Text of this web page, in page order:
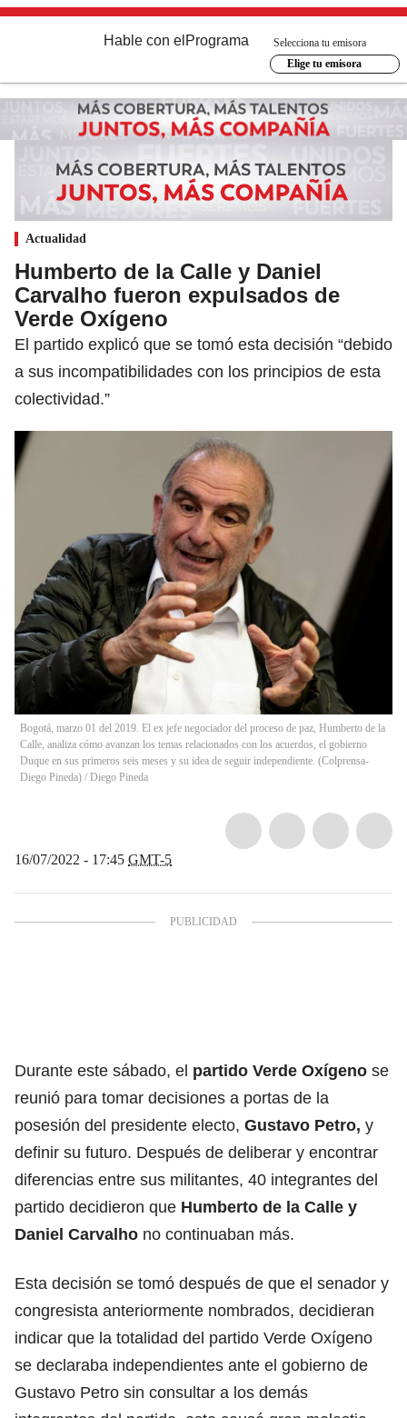
Hable con el Programa
Selecciona tu emisora
Elige tu emisora
Actualidad
Humberto de la Calle y Daniel
Carvalho fueron expulsados de
Verde Oxígeno
El partido explicó que se tomó esta decisión “debido
a sus incompatibilidades con los principios de esta
colectividad.”
Bogotá, marzo 01 del 2019. El ex jefe negociador del proceso de paz, Humberto de la
Calle, analiza cómo avanzan los temas relacionados con los acuerdos, el gobierno
Duque en sus primeros seis meses y su idea de seguir independiente. (Colprensa-
Diego Pineda) / Diego Pineda
16/07/2022 - 17:45 GMT-5
Durante este sábado, el partido Verde Oxígeno se
reunió para tomar decisiones a portas de la
posesión del presidente electo, Gustavo Petro, y
definir su futuro. Después de deliberar y encontrar
diferencias entre sus militantes, 40 integrantes del
partido decidieron que Humberto de la Calle y
Daniel Carvalho no continuaban más.
Esta decisión se tomó después de que el senador y
congresista anteriormente nombrados, decidieran
indicar que la totalidad del partido Verde Oxígeno
se declaraba independientes ante el gobierno de
Gustavo Petro sin consultar a los demás